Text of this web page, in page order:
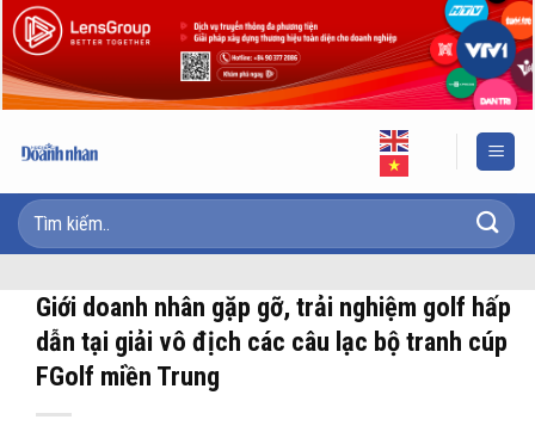
Skip
to
content
Giới doanh nhân gặp gỡ, trải nghiệm golf hấp
dẫn tại giải vô địch các câu lạc bộ tranh cúp
FGolf miền Trung